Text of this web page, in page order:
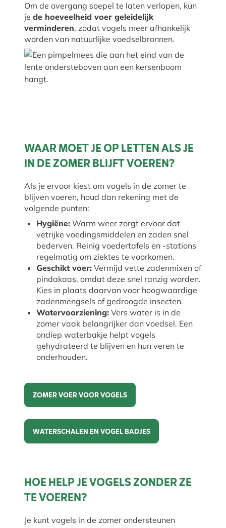
Om de overgang soepel te laten verlopen, kun
je de hoeveelheid voer geleidelijk
verminderen, zodat vogels meer afhankelijk
worden van natuurlijke voedselbronnen.
WAAR MOET JE OP LETTEN ALS JE
IN DE ZOMER BLIJFT VOEREN?
Als je ervoor kiest om vogels in de zomer te
blijven voeren, houd dan rekening met de
volgende punten:
Hygiëne: Warm weer zorgt ervoor dat
vetrijke voedingsmiddelen en zaden snel
bederven. Reinig voedertafels en -stations
regelmatig om ziektes te voorkomen.
Geschikt voer: Vermijd vette zadenmixen of
pindakaas, omdat deze snel ranzig worden.
Kies in plaats daarvan voor hoogwaardige
zadenmengsels of gedroogde insecten.
Watervoorziening: Vers water is in de
zomer vaak belangrijker dan voedsel. Een
ondiep waterbakje helpt vogels
gehydrateerd te blijven en hun veren te
onderhouden.
ZOMER VOER VOOR VOGELS
WATERSCHALEN EN VOGEL BADJES
HOE HELP JE VOGELS ZONDER ZE
TE VOEREN?
Je kunt vogels in de zomer ondersteunen